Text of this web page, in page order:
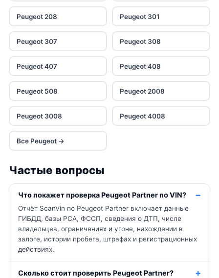
Peugeot 208 Peugeot 301
Peugeot 307 Peugeot 308
Peugeot 407 Peugeot 408
Peugeot 508 Peugeot 2008
Peugeot 3008 Peugeot 4008
Все Peugeot →
Частые вопросы
Что покажет проверка Peugeot Partner по VIN?
Отчёт ScanVin по Peugeot Partner включает данные
ГИБДД, базы РСА, ФССП, сведения о ДТП, числе
владельцев, ограничениях и угоне, нахождении в
залоге, истории пробега, штрафах и регистрационных
действиях.
Сколько стоит проверить Peugeot Partner?